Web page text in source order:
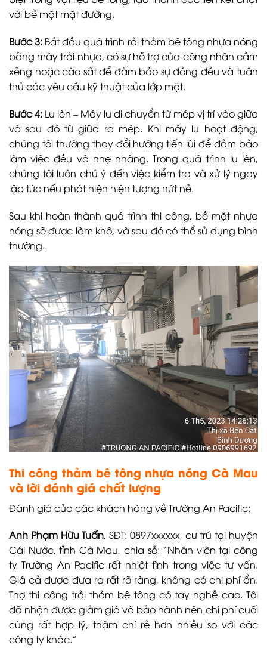
với bề mặt mặt đường.
Bước 3: Bắt đầu quá trình rải thảm bê tông nhựa nóng
bằng máy trải nhựa, có sự hỗ trợ của công nhân cầm
xẻng hoặc cào sắt để đảm bảo sự đồng đều và tuân
thủ các yêu cầu kỹ thuật của lớp mặt.
Bước 4: Lu lèn – Máy lu di chuyển từ mép vị trí vào giữa
và sau đó từ giữa ra mép. Khi máy lu hoạt động,
chúng tôi thường thay đổi hướng tiến lùi để đảm bảo
làm việc đều và nhẹ nhàng. Trong quá trình lu lèn,
chúng tôi luôn chú ý đến việc kiểm tra và xử lý ngay
lập tức nếu phát hiện hiện tượng nứt nẻ.
Sau khi hoàn thành quá trình thi công, bề mặt nhựa
nóng sẽ được làm khô, và sau đó có thể sử dụng bình
thường.
Thi công thảm bê tông nhựa nóng Cà Mau
và lời đánh giá chất lượng
Đánh giá của các khách hàng về Trường An Pacific:
Anh Phạm Hữu Tuấn, SĐT: 0897xxxxxx, cư trú tại huyện
Cái Nước, tỉnh Cà Mau, chia sẻ: “Nhân viên tại công
ty Trường An Pacific rất nhiệt tình trong việc tư vấn.
Giá cả được đưa ra rất rõ ràng, không có chi phí ẩn.
Thợ thi công trải thảm bê tông có tay nghề cao. Tôi
đã nhận được giảm giá và bảo hành nên chi phí cuối
cùng rất hợp lý, thậm chí rẻ hơn nhiều so với các
công ty khác.”